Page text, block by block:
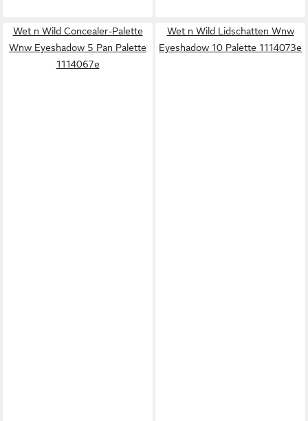
Wet n Wild Concealer-Palette
Wnw Eyeshadow 5 Pan Palette
1114067e
Wet n Wild Lidschatten Wnw
Eyeshadow 10 Palette 1114073e